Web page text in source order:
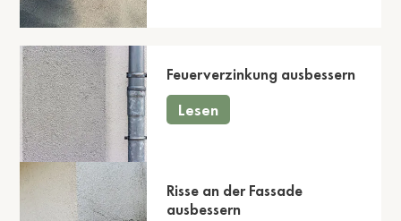
Feuerverzinkung ausbessern
Lesen
Risse an der Fassade
ausbessern